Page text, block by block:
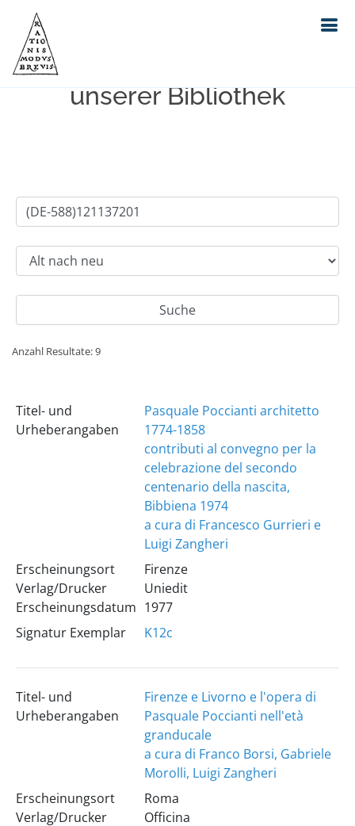
Einfache Suche im Bestand
unserer Bibliothek
Anzahl Resultate: 9
Titel- und
Urheberangaben
Pasquale Poccianti architetto
1774-1858
contributi al convegno per la
celebrazione del secondo
centenario della nascita,
Bibbiena 1974
a cura di Francesco Gurrieri e
Luigi Zangheri
Erscheinungsort
Verlag/Drucker
Erscheinungsdatum
Firenze
Uniedit
1977
Signatur Exemplar
K12c
Titel- und
Urheberangaben
Firenze e Livorno e l'opera di
Pasquale Poccianti nell'età
granducale
a cura di Franco Borsi, Gabriele
Morolli, Luigi Zangheri
Erscheinungsort
Verlag/Drucker
Roma
Officina